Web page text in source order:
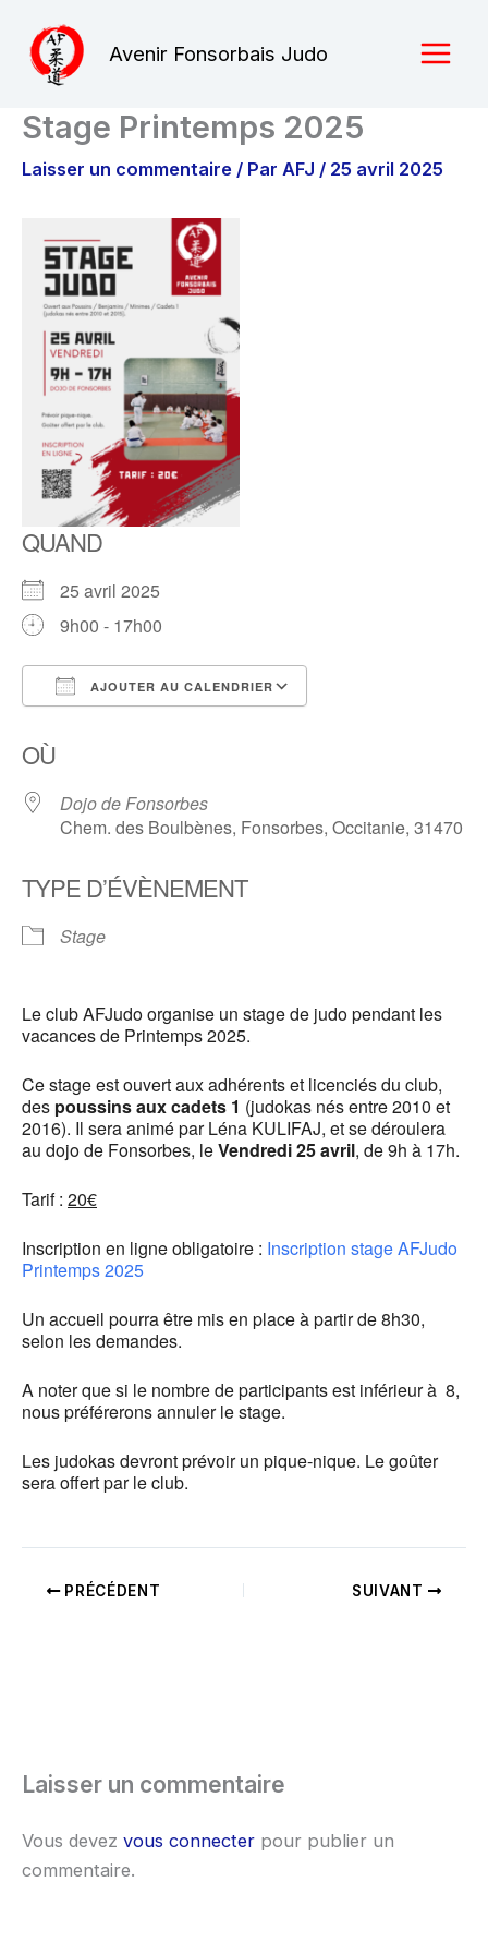
contenu
Avenir Fonsorbais Judo
Stage Printemps 2025
Laisser un commentaire / Par AFJ / 25 avril 2025
QUAND
25 avril 2025
9h00 - 17h00
AJOUTER AU CALENDRIER
OÙ
Dojo de Fonsorbes
Chem. des Boulbènes, Fonsorbes, Occitanie, 31470
TYPE D’ÉVÈNEMENT
Stage
Le club AFJudo organise un stage de judo pendant les
vacances de Printemps 2025.
Ce stage est ouvert aux adhérents et licenciés du club,
des poussins aux cadets 1 (judokas nés entre 2010 et
2016). Il sera animé par Léna KULIFAJ, et se déroulera
au dojo de Fonsorbes, leVendredi 25 avril, de 9h à 17h.
Tarif : 20€
Inscription en ligne obligatoire : Inscription stage AFJudo
Printemps 2025
Un accueil pourra être mis en place à partir de 8h30,
selon les demandes.
A noter que si le nombre de participants est inférieur à 8,
nous préférerons annuler le stage.
Les judokas devront prévoir un pique-nique. Le goûter
sera offert par le club.
PRÉCÉDENT SUIVANT
Laisser un commentaire
Vous devez vous connecter pour publier un
commentaire.